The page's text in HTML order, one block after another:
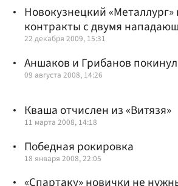
Новокузнецкий «Металлург»
контракты с двумя
22 декабря 2009, 15:31
Аншаков и Грибанов
09 августа 2008, 14:26
Кваша отчислен из «Витязя»
11 марта 2008, 14:18
Победная рокировка
18 января 2008, 22:05
«Спартаку» новички не